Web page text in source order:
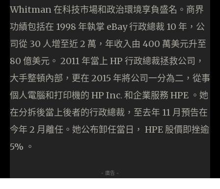
Whitman 在科技市場和政治環境享負盛名。商界
功績包括在 1998 年執掌 eBay 行政總裁 10 年，公
司從 30 人增至近 2 萬，年收入由 400 萬美元升至
80 億美元。 2011 年當上 HP 行政總裁拯救公司，
大手整頓內部，更在 2015 年將公司一分為二，從事
個人電腦和打印機的 HP Inc. 和企業服務 HPE 。她
在分拆後當上後者的行政總裁，至去年 11 月預告在
今年 2 月離任。她公布卸任當日， HPE 股價即挫逾
5% 。
- 廣告 -